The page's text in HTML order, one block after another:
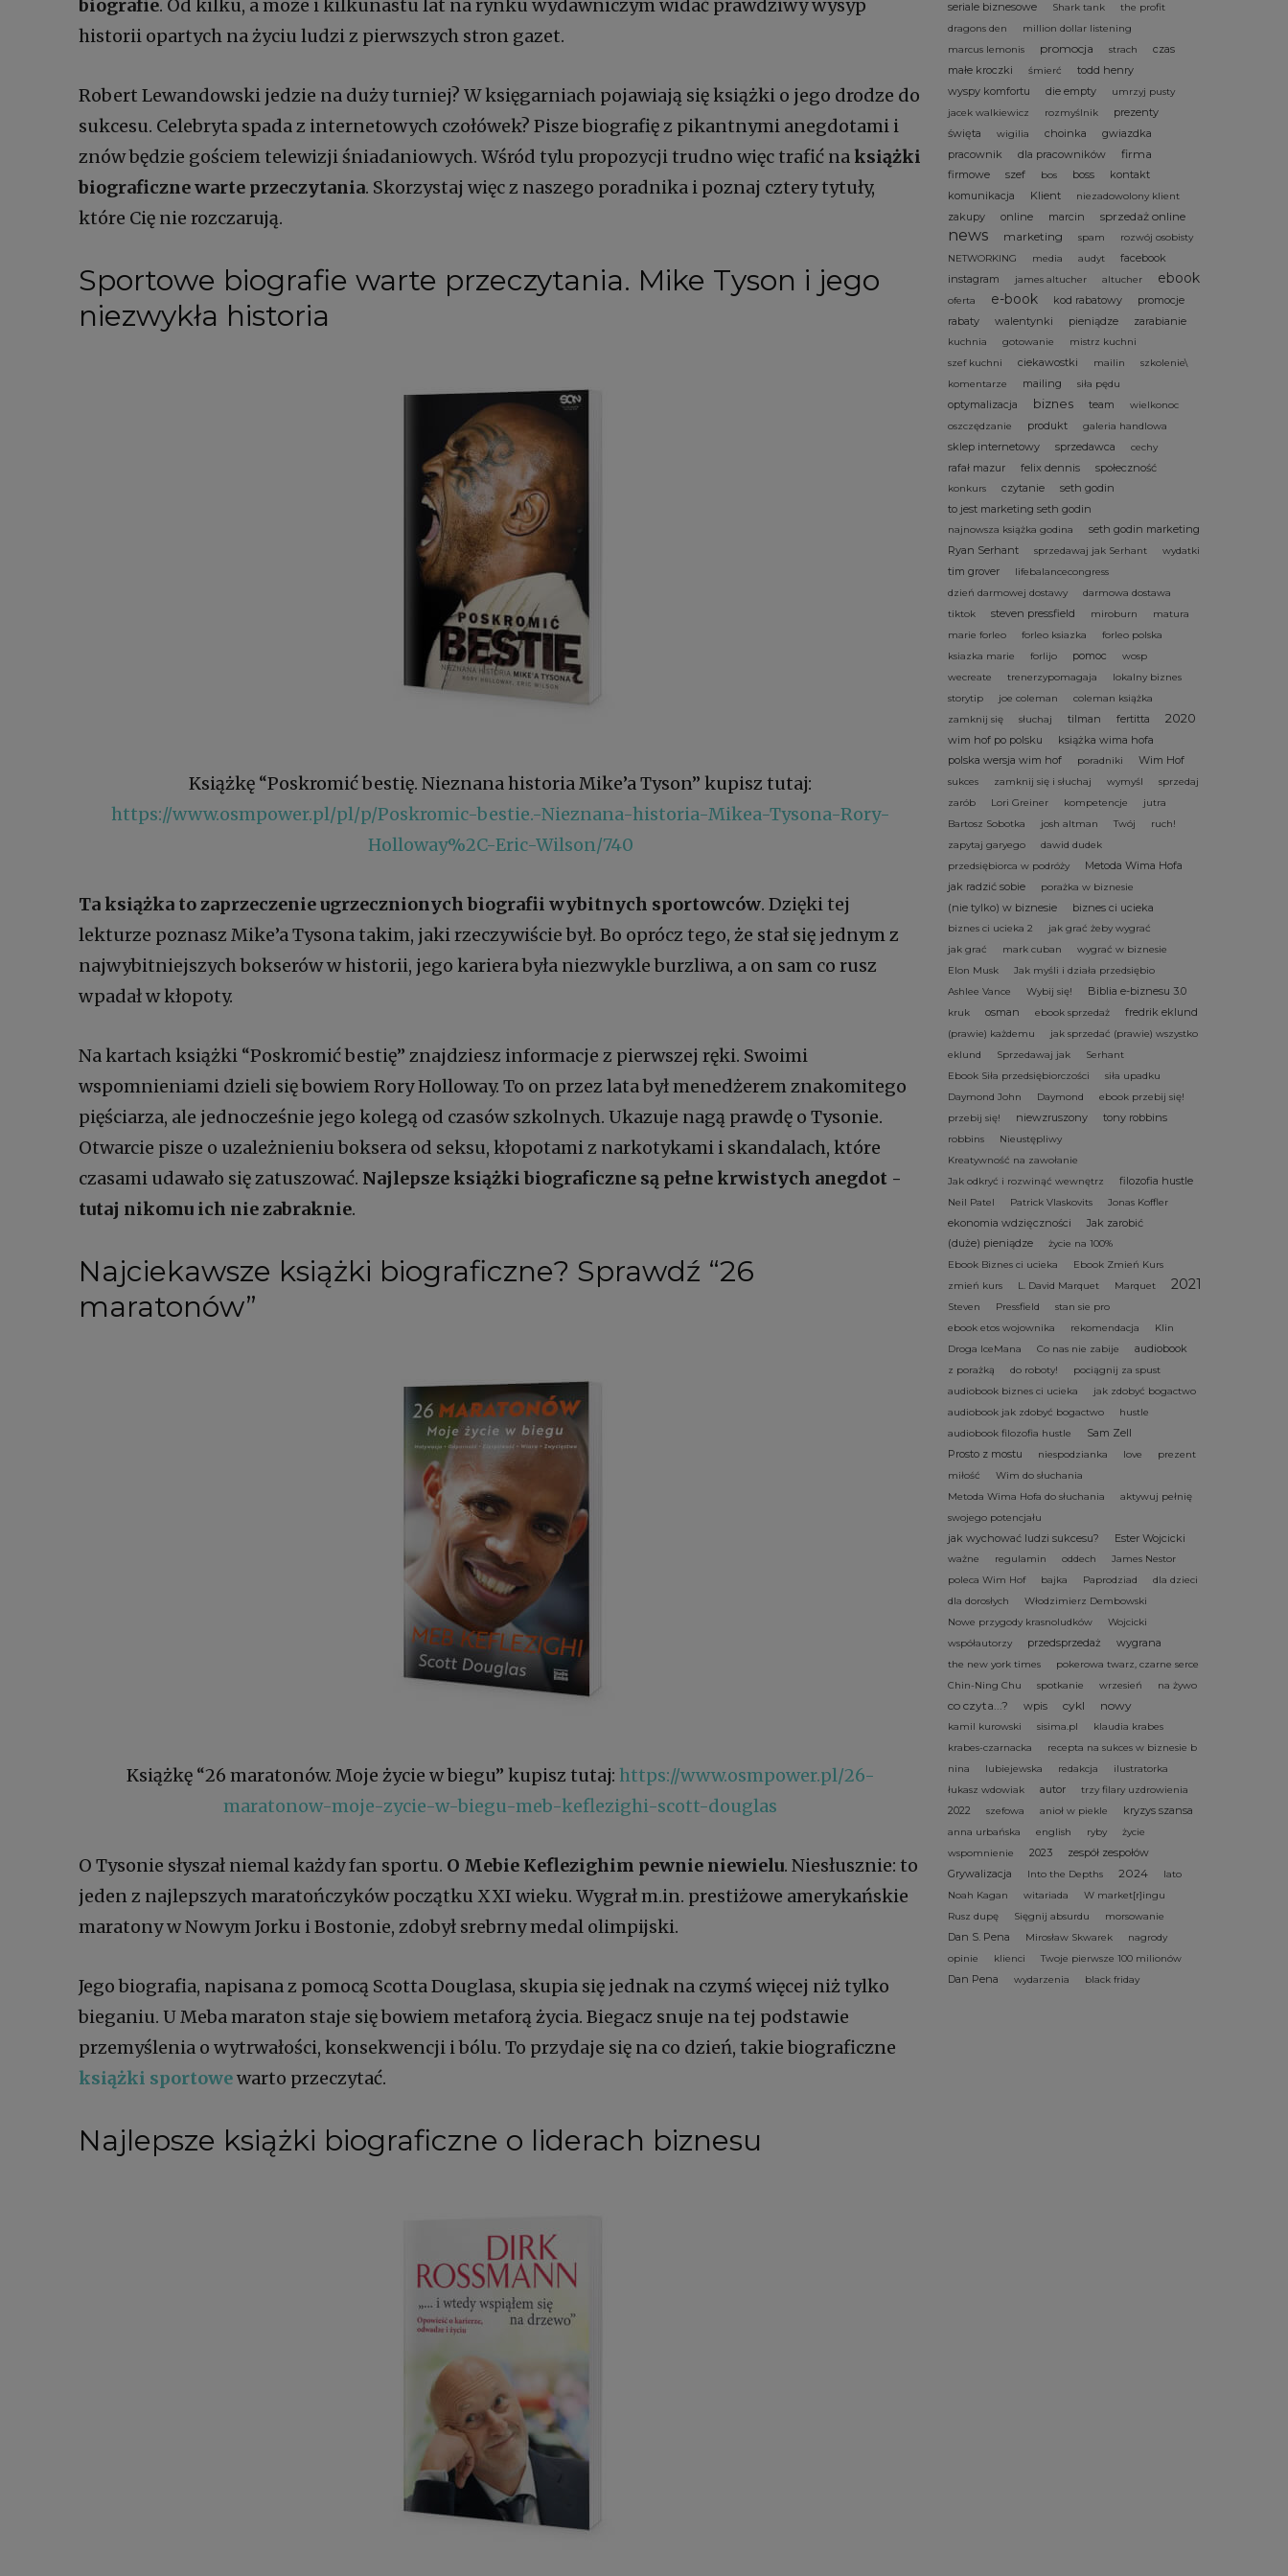
biografie. Od kilku, a może i kilkunastu lat na rynku wydawniczym widać prawdziwy wysyp
historii opartych na życiu ludzi z pierwszych stron gazet.
Robert Lewandowski jedzie na duży turniej? W księgarniach pojawiają się książki o jego drodze do
sukcesu. Celebryta spada z internetowych czołówek? Pisze biografię z pikantnymi anegdotami i
znów będzie gościem telewizji śniadaniowych. Wśród tylu propozycji trudno więc trafić na książki
biograficzne warte przeczytania. Skorzystaj więc z naszego poradnika i poznaj cztery tytuły,
które Cię nie rozczarują.
Sportowe biografie warte przeczytania. Mike Tyson i jego
niezwykła historia
Książkę “Poskromić bestię. Nieznana historia Mike’a Tyson” kupisz tutaj:
https://www.osmpower.pl/pl/p/Poskromic-bestie.-Nieznana-historia-Mikea-Tysona-Rory-
Holloway%2C-Eric-Wilson/740
Ta książka to zaprzeczenie ugrzecznionych biografii wybitnych sportowców. Dzięki tej
lekturze poznasz Mike’a Tysona takim, jaki rzeczywiście był. Bo oprócz tego, że stał się jednym z
najwybitniejszych bokserów w historii, jego kariera była niezwykle burzliwa, a on sam co rusz
wpadał w kłopoty.
Na kartach książki “Poskromić bestię” znajdziesz informacje z pierwszej ręki. Swoimi
wspomnieniami dzieli się bowiem Rory Holloway. To on przez lata był menedżerem znakomitego
pięściarza, ale jednocześnie jego kolegą od czasów szkolnych. Ukazuje nagą prawdę o Tysonie.
Otwarcie pisze o uzależnieniu boksera od seksu, kłopotami z narkotykami i skandalach, które
czasami udawało się zatuszować. Najlepsze książki biograficzne są pełne krwistych anegdot -
tutaj nikomu ich nie zabraknie.
Najciekawsze książki biograficzne? Sprawdź “26
maratonów”
Książkę “26 maratonów. Moje życie w biegu” kupisz tutaj: https://www.osmpower.pl/26-
maratonow-moje-zycie-w-biegu-meb-keflezighi-scott-douglas
O Tysonie słyszał niemal każdy fan sportu. O Mebie Keflezighim pewnie niewielu. Niesłusznie: to
jeden z najlepszych maratończyków początku XXI wieku. Wygrał m.in. prestiżowe amerykańskie
maratony w Nowym Jorku i Bostonie, zdobył srebrny medal olimpijski.
Jego biografia, napisana z pomocą Scotta Douglasa, skupia się jednak na czymś więcej niż tylko
bieganiu. U Meba maraton staje się bowiem metaforą życia. Biegacz snuje na tej podstawie
przemyślenia o wytrwałości, konsekwencji i bólu. To przydaje się na co dzień, takie biograficzne
książki sportowewarto przeczytać.
Najlepsze książki biograficzne o liderach biznesu
seriale biznesowe Shark tank
the profit
dragons den
million dollar listening
marcus lemonis
promocja strach
czas
małe kroczki
śmierć
todd henry
wyspy komfortu
die empty
umrzyj pusty
jacek walkiewicz
rozmyślnik
prezenty
święta
wigilia choinka
gwiazdka
pracownik
dla pracowników firma
firmowe szef bos boss
kontakt
komunikacja
Klient niezadowolony klient
zakupy online marcin sprzedaż online
news marketing spam
rozwój osobisty
NETWORKING
media audyt
facebook
instagram
james altucher altucher ebook
oferta e-book kod rabatowy
promocje
rabaty
walentynki pieniądze zarabianie
kuchnia gotowanie
mistrz kuchni
szef kuchni
ciekawostki mailin
szkolenie\
komentarze
mailing siła pędu
optymalizacja biznes team
wielkonoc
oszczędzanie
produkt galeria handlowa
sklep internetowy sprzedawca cechy
rafał mazur felix dennis społeczność
konkurs czytanie
seth godin
to jest marketing seth godin
najnowsza książka godina
seth godin marketing
Ryan Serhant
sprzedawaj jak Serhant wydatki
tim grover
lifebalancecongress
dzień darmowej dostawy
darmowa dostawa
tiktok
steven pressfield miroburn
matura
marie forleo
forleo ksiazka
forleo polska
ksiazka marie
forlijo pomoc
wosp
wecreate
trenerzypomagaja
lokalny biznes
storytip
joe coleman
coleman książka
zamknij się
słuchaj tilman fertitta 2020
wim hof po polsku
książka wima hofa
polska wersja wim hof
poradniki Wim Hof
sukces zamknij się i słuchaj wymyśl
sprzedaj
zarób
Lori Greiner kompetencje
jutra
Bartosz Sobotka
josh altman Twój
ruch!
zapytaj garyego
dawid dudek
przedsiębiorca w podróży
Metoda Wima Hofa
jak radzić sobie
porażka w biznesie
(nie tylko) w biznesie biznes ci ucieka
biznes ci ucieka 2
jak grać żeby wygrać
jak grać
mark cuban
wygrać w biznesie
Elon Musk
Jak myśli i działa przedsiębio
Ashlee Vance
Wybij się! Biblia e-biznesu 3.0
kruk osman ebook sprzedaż fredrik eklund
(prawie) każdemu
jak sprzedać (prawie) wszystko
eklund
Sprzedawaj jak
Serhant
Ebook Siła przedsiębiorczości
siła upadku
Daymond John
Daymond
ebook przebij się!
przebij się!
niewzruszony tony robbins
robbins
Nieustępliwy
Kreatywność na zawołanie
Jak odkryć i rozwinąć wewnętrz
filozofia hustle
Neil Patel Patrick Vlaskovits Jonas Koffler
ekonomia wdzięczności
Jak zarobić
(duże) pieniądze
życie na 100%
Ebook Biznes ci ucieka
Ebook Zmień Kurs
zmień kurs
L. David Marquet Marquet 2021
Steven Pressfield
stan sie pro
ebook etos wojownika
rekomendacja
Klin
Droga IceMana
Co nas nie zabije audiobook
z porażką do roboty!
pociągnij za spust
audiobook biznes ci ucieka
jak zdobyć bogactwo
audiobook jak zdobyć bogactwo
hustle
audiobook filozofia hustle
Sam Zell
Prosto z mostu
niespodzianka love
prezent
miłość
Wim do słuchania
Metoda Wima Hofa do słuchania
aktywuj pełnię
swojego potencjału
jak wychować ludzi sukcesu? Ester Wojcicki
ważne regulamin oddech
James Nestor
poleca Wim Hof
bajka Paprodziad
dla dzieci
dla dorosłych
Włodzimierz Dembowski
Nowe przygody krasnoludków
Wojcicki
współautorzy
przedsprzedaż wygrana
the new york times
pokerowa twarz, czarne serce
Chin-Ning Chu
spotkanie wrzesień na żywo
co czyta...? wpis cykl nowy
kamil kurowski sisima.pl
klaudia krabes
krabes-czarnacka
recepta na sukces w biznesie b
nina
lubiejewska redakcja
ilustratorka
łukasz wdowiak
autor trzy filary uzdrowienia
2022 szefowa anioł w piekle kryzys szansa
anna urbańska english ryby
życie
wspomnienie
2023
zespół zespołów
Grywalizacja
Into the Depths 2024
lato
Noah Kagan
witariada
W market[r]ingu
Rusz dupę
Sięgnij absurdu morsowanie
Dan S. Pena Mirosław Skwarek
nagrody
opinie
klienci Twoje pierwsze 100 milionów
Dan Pena wydarzenia black friday